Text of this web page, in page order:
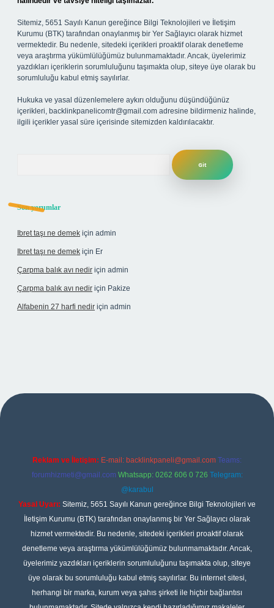
Sitemiz, 5651 Sayılı Kanun gereğince Bilgi Teknolojileri ve İletişim
Kurumu (BTK) tarafından onaylanmış bir Yer Sağlayıcı olarak hizmet
vermektedir. Bu nedenle, sitedeki içerikleri proaktif olarak denetleme
veya araştırma yükümlülüğümüz bulunmamaktadır. Ancak, üyelerimiz
yazdıkları içeriklerin sorumluluğunu taşımakta olup, siteye üye olarak bu
sorumluluğu kabul etmiş sayılırlar.
Hukuka ve yasal düzenlemelere aykırı olduğunu düşündüğünüz
içerikleri, backlinkpanelicomtr@gmail.com adresine bildirmeniz halinde,
ilgili içerikler yasal süre içerisinde sitemizden kaldırılacaktır.
Son yorumlar
Ibret taşı ne demek için admin
Ibret taşı ne demek için Er
Çarpma balık avı nedir için admin
Çarpma balık avı nedir için Pakize
Alfabenin 27 harfi nedir için admin
Reklam ve İletişim: E-mail: backlinkpaneli@gmail.com Teams:
forumhizmeti@gmail.com Whatsapp: 0262 606 0 726 Telegram:
@karabul
Yasal Uyarı: Sitemiz, 5651 Sayılı Kanun gereğince Bilgi Teknolojileri ve
İletişim Kurumu (BTK) tarafından onaylanmış bir Yer Sağlayıcı olarak
hizmet vermektedir. Bu nedenle, sitedeki içerikleri proaktif olarak
denetleme veya araştırma yükümlülüğümüz bulunmamaktadır. Ancak,
üyelerimiz yazdıkları içeriklerin sorumluluğunu taşımakta olup, siteye
üye olarak bu sorumluluğu kabul etmiş sayılırlar. Bu internet sitesi,
herhangi bir marka, kurum veya şahıs şirketi ile hiçbir bağlantısı